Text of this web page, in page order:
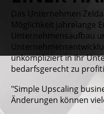
Das Unternehmen
Möglichkeit jahrelange
Unternehmensaufbau
unkompliziert in Ihr
bedarfsgerecht zu
"Simple Upscaling
Änderungen können